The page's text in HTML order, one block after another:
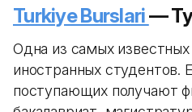
Turkiye Burslari—
Одна из самых
иностранных студентов.
поступающих получают